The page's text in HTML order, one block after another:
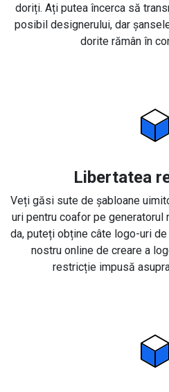
doriți. Ați putea încerca să
posibil designerului, dar
dorite rămân în
Libertatea
Veți găsi sute de șabloane
uri pentru coafor pe generatorul
da, puteți obține câte logo-uri
nostru online de creare a
restricție impusă